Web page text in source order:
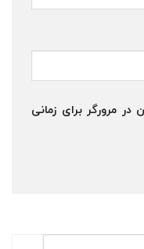
مرورگر برای زمانی